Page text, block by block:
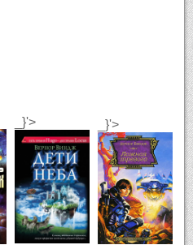
_}'> _}'>